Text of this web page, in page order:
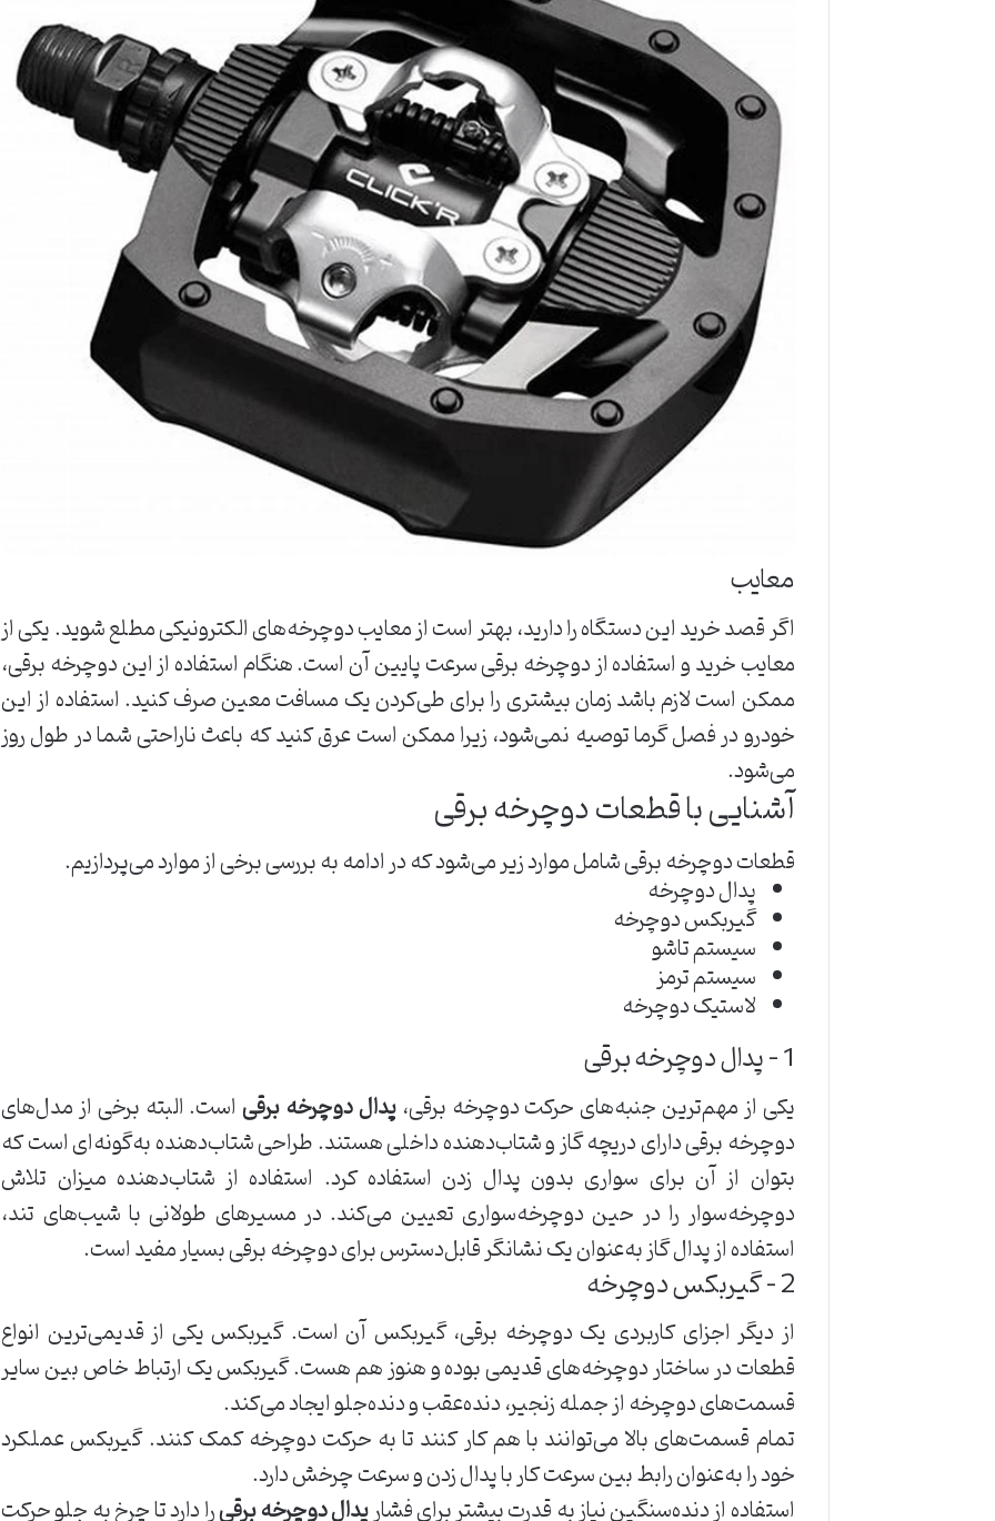
معایب
اگر قصد خرید این دستگاه را دارید، بهتر است از معایب دوچرخه‌های الکترونیکی مطلع شوید. یکی از
معایب خرید و استفاده از دوچرخه برقی سرعت پایین آن است. هنگام استفاده از این دوچرخه برقی،
ممکن است لازم باشد زمان بیشتری را برای طی‌کردن یک مسافت معین صرف کنید. استفاده از این
خودرو در فصل گرما توصیه نمی‌شود، زیرا ممکن است عرق کنید که باعث ناراحتی شما در طول روز
می‌شود.
آشنایی با قطعات دوچرخه برقی
قطعات دوچرخه برقی شامل موارد زیر می‌شود که در ادامه به بررسی برخی از موارد می‌پردازیم.
پدال دوچرخه
گیربکس دوچرخه
سیستم تاشو
سیستم ترمز
لاستیک دوچرخه
1 – پدال دوچرخه برقی
یکی از مهم‌ترین جنبه‌های حرکت دوچرخه برقی،پدال دوچرخه برقی است. البته برخی از مدل‌های
دوچرخه برقی دارای دریچه گاز و شتاب‌دهنده داخلی هستند. طراحی شتاب‌دهنده به‌گونه‌ای است که
بتوان از آن برای سواری بدون پدال زدن استفاده کرد. استفاده از شتاب‌دهنده میزان تلاش
دوچرخه‌سوار را در حین دوچرخه‌سواری تعیین می‌کند. در مسیرهای طولانی با شیب‌های تند،
استفاده از پدال گاز به‌عنوان یک نشانگر قابل‌دسترس برای دوچرخه برقی بسیار مفید است.
2 – گیربکس دوچرخه
از دیگر اجزای کاربردی یک دوچرخه برقی، گیربکس آن است. گیربکس یکی از قدیمی‌ترین انواع
قطعات در ساختار دوچرخه‌های قدیمی بوده و هنوز هم هست. گیربکس یک ارتباط خاص بین سایر
قسمت‌های دوچرخه از جمله زنجیر، دنده‌عقب و دنده‌جلو ایجاد می‌کند.
تمام قسمت‌های بالا می‌توانند با هم کار کنند تا به حرکت دوچرخه کمک کنند. گیربکس عملکرد
خود را به‌عنوان رابط بین سرعت کار با پدال زدن و سرعت چرخش دارد.
استفاده از دنده‌سنگین نیاز به قدرت بیشتر برای فشارپدال دوچرخه برقیرا دارد تا چرخ به جلو حرکت